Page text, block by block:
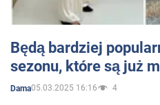
Będą bardziej
sezonu, które są już
Dama05.03.2025 16:16 4